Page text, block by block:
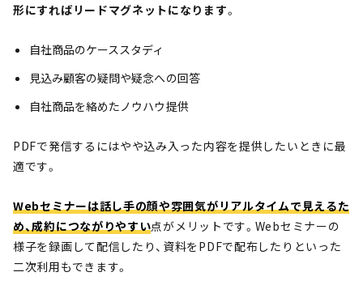
形にすればリードマグネットになります。
自社商品のケーススタディ
見込み顧客の疑問や疑念への回答
自社商品を絡めたノウハウ提供
PDFで発信するにはやや込み入った内容を提供したいときに最
適です。
Webセミナーは話し手の顔や雰囲気がリアルタイムで見えるた
め、成約につながりやすい点がメリットです。Webセミナーの
様子を録画して配信したり、資料をPDFで配布したりといった
二次利用もできます。